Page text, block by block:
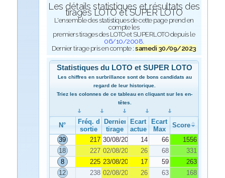
Les détails statistiques et résultats des
tirages LOTO et SUPER LOTO
L'ensemble des statistiques de cette page prend en
compte les
premiers tirages des LOTO et SUPERLOTO depuis le
06/10/2008.
Dernier tirage pris en compte :samedi 30/09/2023
Statistiques du LOTO et SUPER LOTO
Les chiffres en surbrillance sont de bons candidats au
regard de leur historique.
Triez les colonnes de ce tableau en cliquant sur les en-
têtes.
N°
Fréq. de
sortie
Dernier
tirage
Ecart
actuel
Ecart
Max
Score
39
217 30/08/2023 14 66
1556
18
227 02/08/2023 26 68
331
8
225 23/08/2023 17 59
263
12
238 02/08/2023 26 63
168